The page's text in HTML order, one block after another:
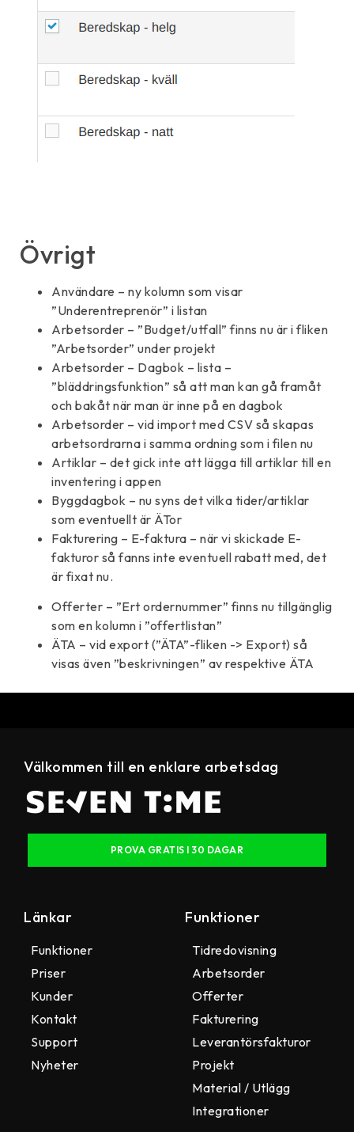
Övrigt
Användare – ny kolumn som visar
”Underentreprenör” i listan
Arbetsorder – ”Budget/utfall” finns nu är i fliken
”Arbetsorder” under projekt
Arbetsorder – Dagbok – lista –
”bläddringsfunktion” så att man kan gå framåt
och bakåt när man är inne på en dagbok
Arbetsorder – vid import med CSV så skapas
arbetsordrarna i samma ordning som i filen nu
Artiklar – det gick inte att lägga till artiklar till en
inventering i appen
Byggdagbok – nu syns det vilka tider/artiklar
som eventuellt är ÄTor
Fakturering – E-faktura – när vi skickade E-
fakturor så fanns inte eventuell rabatt med, det
är fixat nu.
Offerter – ”Ert ordernummer” finns nu tillgänglig
som en kolumn i ”offertlistan”
ÄTA – vid export (”ÄTA”-fliken -> Export) så
visas även ”beskrivningen” av respektive ÄTA
Välkommen till en enklare arbetsdag
PROVA GRATIS I 30 DAGAR
Länkar
Funktioner
Priser
Kunder
Kontakt
Support
Nyheter
Funktioner
Tidredovisning
Arbetsorder
Offerter
Fakturering
Leverantörsfakturor
Projekt
Material / Utlägg
Integrationer